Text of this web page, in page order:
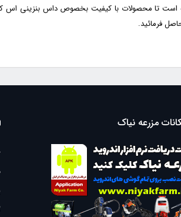
است تا محصولات با کیفیت بخصوص داس بنزینی اس کی
فرمائید.
مزرعه نیاک